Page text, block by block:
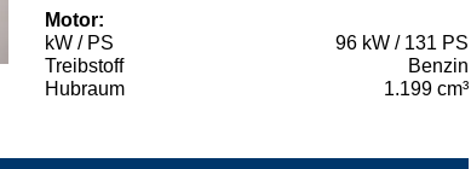
Motor:
kW / PS
96 kW / 131 PS
Treibstoff
Benzin
Hubraum
1.199 cm³